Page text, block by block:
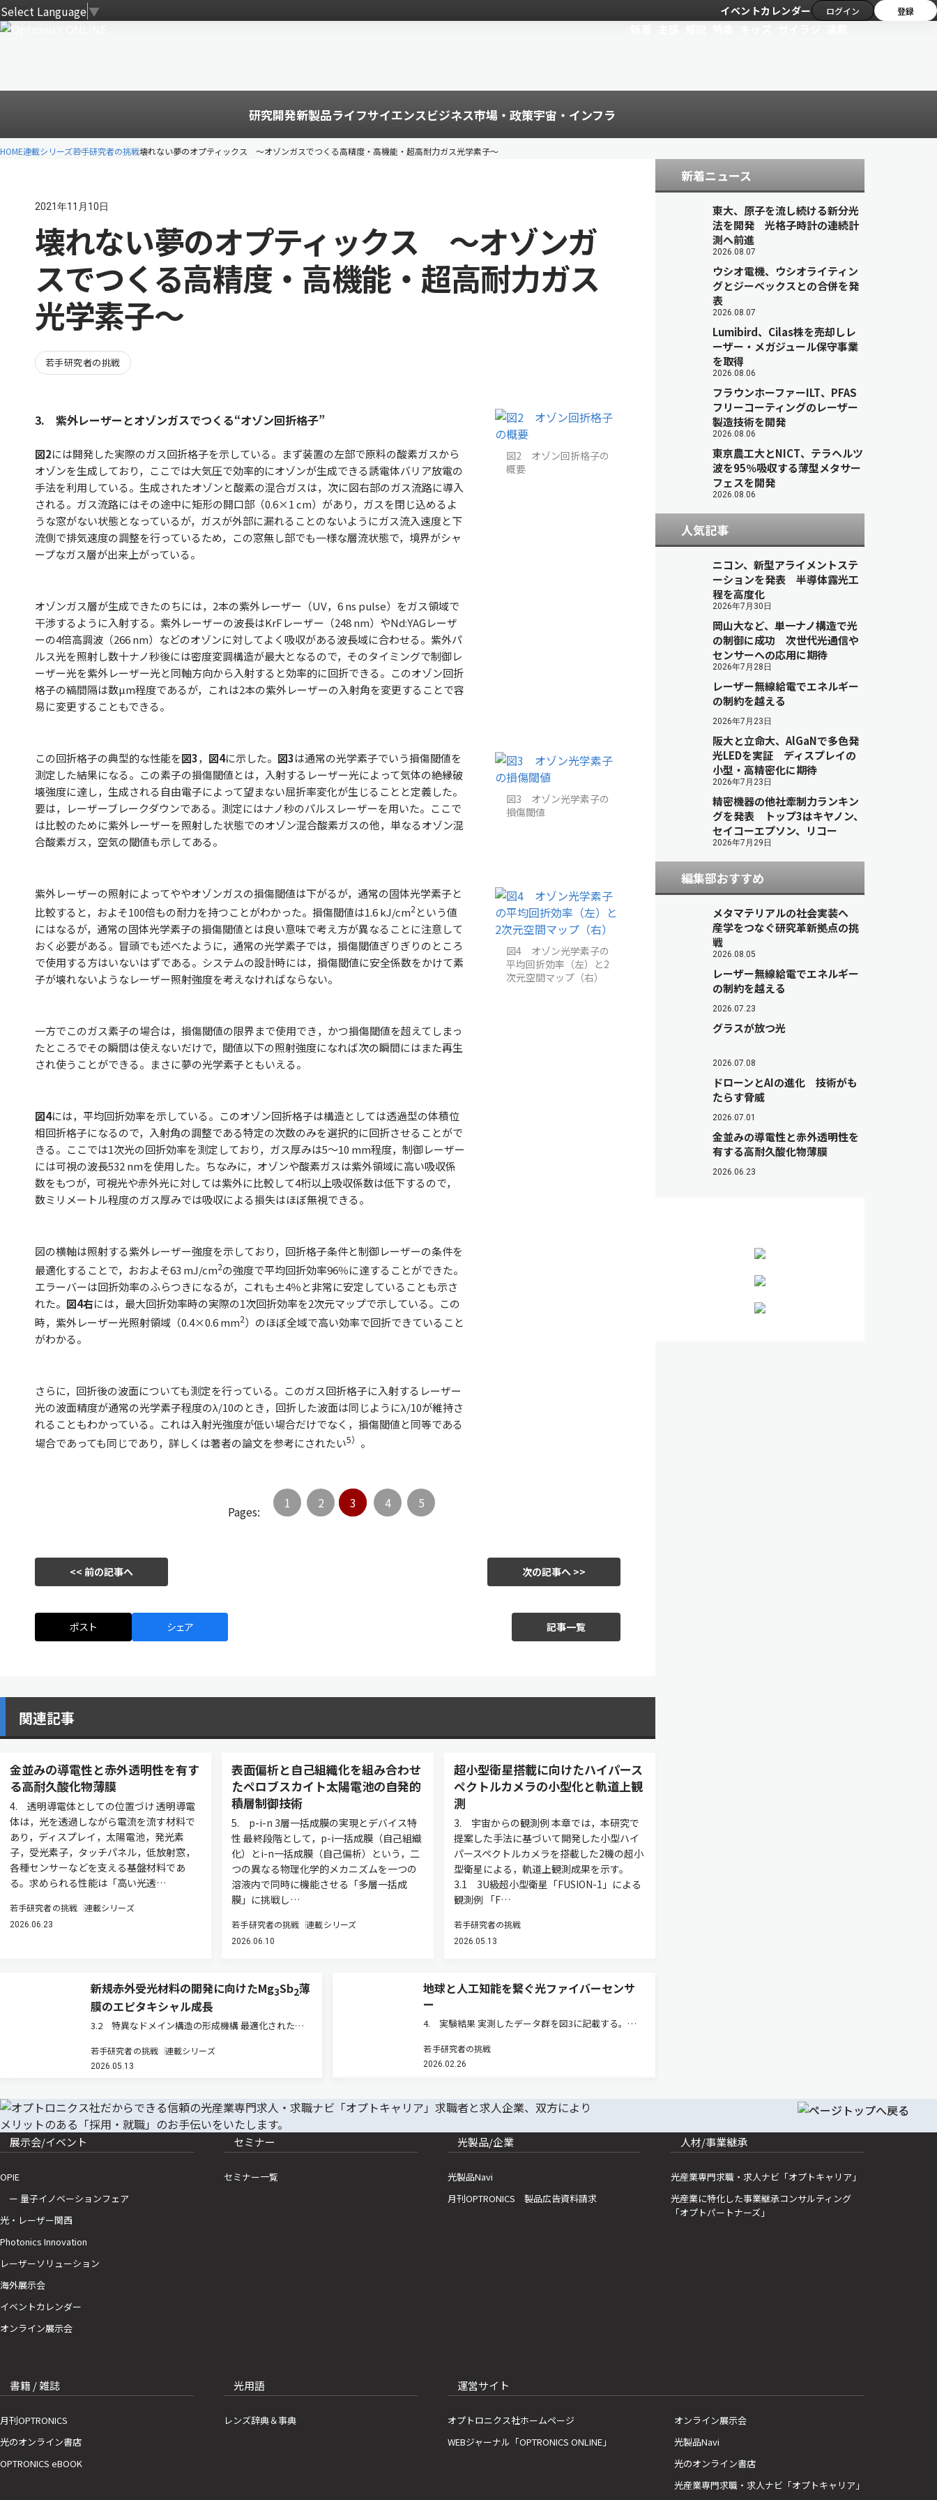
Select Language▼ イベントカレンダー ログイン 登録
研究開発新製品ライフサイエンスビジネス市場・政策宇宙・インフラ
HOME連載シリーズ若手研究者の挑戦壊れない夢のオプティックス 〜オゾンガスでつくる高精度・高機能・超高耐力ガス光学素子〜
2021年11月10日
壊れない夢のオプティックス 〜オゾンガ
スでつくる高精度・高機能・超高耐力ガス
光学素子〜
若手研究者の挑戦
図2 オゾン回折格子の
概要
3. 紫外レーザーとオゾンガスでつくる“オゾン回折格子”
図2には開発した実際のガス回折格子を示している。まず装置の左部で原料の酸素ガスから
オゾンを生成しており，ここでは大気圧で効率的にオゾンが生成できる誘電体バリア放電の
手法を利用している。生成されたオゾンと酸素の混合ガスは，次に図右部のガス流路に導入
される。ガス流路にはその途中に矩形の開口部（0.6×1 cm）があり，ガスを閉じ込めるよ
うな窓がない状態となっているが，ガスが外部に漏れることのないようにガス流入速度と下
流側で排気速度の調整を行っているため，この窓無し部でも一様な層流状態で，境界がシャ
ープなガス層が出来上がっている。
オゾンガス層が生成できたのちには，2本の紫外レーザー（UV，6 ns pulse）をガス領域で
干渉するように入射する。紫外レーザーの波長はKrFレーザー（248 nm）やNd:YAGレーザ
ーの4倍高調波（266 nm）などのオゾンに対してよく吸収がある波長域に合わせる。紫外パ
ルス光を照射し数十ナノ秒後には密度変調構造が最大となるので，そのタイミングで制御レ
ーザー光を紫外レーザー光と同軸方向から入射すると効率的に回折できる。このオゾン回折
格子の縞間隔は数µm程度であるが，これは2本の紫外レーザーの入射角を変更することで容
易に変更することもできる。
この回折格子の典型的な性能を図3， 図4に示した。 図3は通常の光学素子でいう損傷閾値を
測定した結果になる。この素子の損傷閾値とは，入射するレーザー光によって気体の絶縁破
壊強度に達し，生成される自由電子によって望まない屈折率変化が生じることと定義した。
要は，レーザーブレークダウンである。測定にはナノ秒のパルスレーザーを用いた。ここで
は比較のために紫外レーザーを照射した状態でのオゾン混合酸素ガスの他，単なるオゾン混
合酸素ガス，空気の閾値も示してある。
図3 オゾン光学素子の
損傷閾値
紫外レーザーの照射によってややオゾンガスの損傷閾値は下がるが，通常の固体光学素子と
比較すると，およそ100倍もの耐力を持つことがわかった。損傷閾値は1.6 kJ/cm2という値
にはなるが，通常の固体光学素子の損傷閾値とは良い意味で考え方が異なることに注意して
おく必要がある。冒頭でも述べたように，通常の光学素子では，損傷閾値ぎりぎりのところ
で使用する方はいないはずである。システムの設計時には，損傷閾値に安全係数をかけて素
子が壊れないようなレーザー照射強度を考えなければならない。
図4 オゾン光学素子の
平均回折効率（左）と2
次元空間マップ（右）
一方でこのガス素子の場合は，損傷閾値の限界まで使用でき，かつ損傷閾値を超えてしまっ
たところでその瞬間は使えないだけで，閾値以下の照射強度になれば次の瞬間にはまた再生
され使うことができる。まさに夢の光学素子ともいえる。
図4には，平均回折効率を示している。このオゾン回折格子は構造としては透過型の体積位
相回折格子になるので，入射角の調整である特定の次数のみを選択的に回折させることがで
きる。ここでは1次光の回折効率を測定しており，ガス厚みは5〜10 mm程度，制御レーザー
には可視の波長532 nmを使用した。ちなみに，オゾンや酸素ガスは紫外領域に高い吸収係
数をもつが，可視光や赤外光に対しては紫外に比較して4桁以上吸収係数は低下するので，
数ミリメートル程度のガス厚みでは吸収による損失はほぼ無視できる。
図の横軸は照射する紫外レーザー強度を示しており，回折格子条件と制御レーザーの条件を
最適化することで，おおよそ63 mJ/cm2の強度で平均回折効率96％に達することができた。
エラーバーは回折効率のふらつきになるが，これも±4％と非常に安定していることも示さ
れた。 図4右には，最大回折効率時の実際の1次回折効率を2次元マップで示している。この
時，紫外レーザー光照射領域（0.4×0.6 mm2）のほぼ全域で高い効率で回折できていること
がわかる。
さらに，回折後の波面についても測定を行っている。このガス回折格子に入射するレーザー
光の波面精度が通常の光学素子程度のλ/10のとき，回折した波面は同じようにλ/10が維持さ
れることもわかっている。これは入射光強度が低い場合だけでなく，損傷閾値と同等である
場合であっても同じであり，詳しくは著者の論文を参考にされたい5） 。
Pages:
1 2 3 4 5
<< 前の記事へ 次の記事へ >>
ポスト シェア 記事一覧
関連記事
金並みの導電性と赤外透明性を有す
る高耐久酸化物薄膜
4. 透明導電体としての位置づけ 透明導電
体は，光を透過しながら電流を流す材料で
あり，ディスプレイ，太陽電池，発光素
子，受光素子，タッチパネル，低放射窓，
各種センサーなどを支える基盤材料であ
る。求められる性能は「高い光透…
若手研究者の挑戦 連載シリーズ
2026.06.23
表面偏析と自己組織化を組み合わせ
たペロブスカイト太陽電池の自発的
積層制御技術
5. p-i-n 3層一括成膜の実現とデバイス特
性 最終段階として，p-i一括成膜（自己組織
化）とi-n一括成膜（自己偏析）という，二
つの異なる物理化学的メカニズムを一つの
溶液内で同時に機能させる「多層一括成
膜」に挑戦し…
若手研究者の挑戦 連載シリーズ
2026.06.10
超小型衛星搭載に向けたハイパース
ペクトルカメラの小型化と軌道上観
測
3. 宇宙からの観測例 本章では，本研究で
提案した手法に基づいて開発した小型ハイ
パースペクトルカメラを搭載した2機の超小
型衛星による，軌道上観測成果を示す。
3.1 3U級超小型衛星「FUSION-1」による
観測例 「F…
若手研究者の挑戦
2026.05.13
新規赤外受光材料の開発に向けたMg3Sb2薄
膜のエピタキシャル成長
3.2 特異なドメイン構造の形成機構 最適化された
よび高分解能の透過型電子顕微鏡（TEM）を用いて詳
細な構造評価を行った（図2）。XRDの極点図（結晶の
若手研究者の挑戦 連載シリーズ
2026.05.13
地球と人工知能を繋ぐ光ファイバーセンサ
ー
4. 実験結果 実測したデータ群を図3に記載する。図
軸は距離，画像の色は瞬時位相を示している。図
3（b）は，RAWデータをPIXART-Σの初期ノイズとして
若手研究者の挑戦
2026.02.26
新着ニュース
東大、原子を流し続ける新分光
法を開発 光格子時計の連続計
測へ前進
2026.08.07
ウシオ電機、ウシオライティン
グとジーベックスとの合併を発
表
2026.08.07
Lumibird、Cilas株を売却しレ
ーザー・メガジュール保守事業
を取得
2026.08.06
フラウンホーファーILT、PFAS
フリーコーティングのレーザー
製造技術を開発
2026.08.06
東京農工大とNICT、テラヘルツ
波を95％吸収する薄型メタサー
フェスを開発
2026.08.06
人気記事
ニコン、新型アライメントステ
ーションを発表 半導体露光工
程を高度化
2026年7月30日
岡山大など、単一ナノ構造で光
の制御に成功 次世代光通信や
センサーへの応用に期待
2026年7月28日
レーザー無線給電でエネルギー
の制約を越える
2026年7月23日
阪大と立命大、AlGaNで多色発
光LEDを実証 ディスプレイの
小型・高精密化に期待
2026年7月23日
精密機器の他社牽制力ランキン
グを発表 トップ3はキヤノン、
セイコーエプソン、リコー
2026年7月29日
編集部おすすめ
メタマテリアルの社会実装へ
産学をつなぐ研究革新拠点の挑
戦
2026.08.05
レーザー無線給電でエネルギー
の制約を越える
2026.07.23
グラスが放つ光
2026.07.08
ドローンとAIの進化 技術がも
たらす脅威
2026.07.01
金並みの導電性と赤外透明性を
有する高耐久酸化物薄膜
2026.06.23
展示会/イベント
OPIE
ー 量子イノベーションフェア
光・レーザー関西
Photonics Innovation
レーザーソリューション
海外展示会
イベントカレンダー
オンライン展示会
セミナー
セミナー一覧
光製品/企業
光製品Navi
月刊OPTRONICS 製品広告資料請求
人材/事業継承
光産業専門求職・求人ナビ「オプトキャリア」
光産業に特化した事業継承コンサルティング
「オプトパートナーズ」
書籍 / 雑誌
月刊OPTRONICS
光のオンライン書店
OPTRONICS eBOOK
光用語
レンズ辞典＆事典
運営サイト
オプトロニクス社ホームページ
WEBジャーナル「OPTRONICS ONLINE」
オンライン展示会
光製品Navi
光のオンライン書店
光産業専門求職・求人ナビ「オプトキャリア」